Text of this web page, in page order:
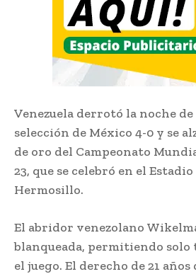
Venezuela derrotó la noche de
selección de México 4-0 y se
de oro del Campeonato
23, que se celebró en el
Hermosillo.
El abridor venezolano
blanqueada, permitiendo
el juego. El derecho de 21